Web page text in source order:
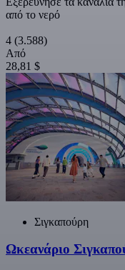
από το νερό
4 (3.588)
Από
28,81 $
Σιγκαπούρη
Ωκεανάριο